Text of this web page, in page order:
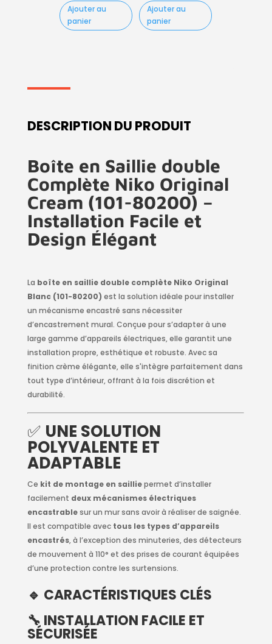
Ajouter au
panier
Ajouter au
panier
DESCRIPTION DU PRODUIT
Boîte en Saillie double
Complète Niko Original
Cream (101-80200) –
Installation Facile et
Design Élégant
La boîte en saillie double complète Niko Original
Blanc (101-80200) est la solution idéale pour installer
un mécanisme encastré sans nécessiter
d’encastrement mural. Conçue pour s’adapter à une
large gamme d’appareils électriques, elle garantit une
installation propre, esthétique et robuste. Avec sa
finition crème élégante, elle s'intègre parfaitement dans
tout type d’intérieur, offrant à la fois discrétion et
durabilité.
✅ UNE SOLUTION
POLYVALENTE ET
ADAPTABLE
Ce kit de montage en sailliepermet d’installer
facilement deux mécanismes électriques
encastrablesur un mur sans avoir à réaliser de saignée.
Il est compatible avec tous les types d’appareils
encastrés, à l’exception des minuteries, des détecteurs
de mouvement à 110° et des prises de courant équipées
d’une protection contre les surtensions.
🔹 CARACTÉRISTIQUES CLÉS
🔧 INSTALLATION FACILE ET
SÉCURISÉE